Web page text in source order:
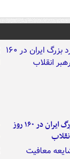
۶ دستاورد بزرگ ایران در ۱۶۰ روز